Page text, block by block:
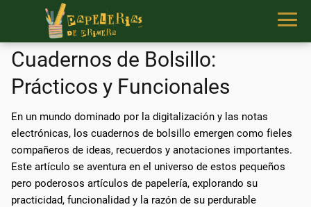
Cuadernos de Bolsillo:
Prácticos y Funcionales
En un mundo dominado por la digitalización y las notas
electrónicas, los cuadernos de bolsillo emergen como fieles
compañeros de ideas, recuerdos y anotaciones importantes.
Este artículo se aventura en el universo de estos pequeños
pero poderosos artículos de papelería, explorando su
practicidad, funcionalidad y la razón de su perdurable